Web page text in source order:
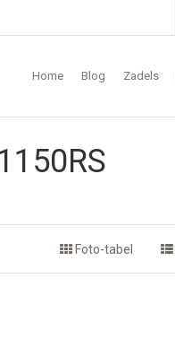
Home Blog Zadels
Foto-tabel